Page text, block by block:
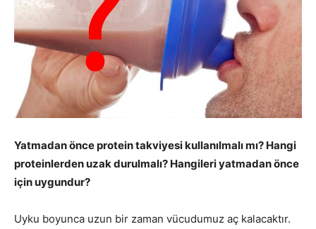
Yatmadan önce protein takviyesi kullanılmalı mı? Hangi
proteinlerden uzak durulmalı? Hangileri yatmadan önce
için uygundur?
Uyku boyunca uzun bir zaman vücudumuz aç kalacaktır.